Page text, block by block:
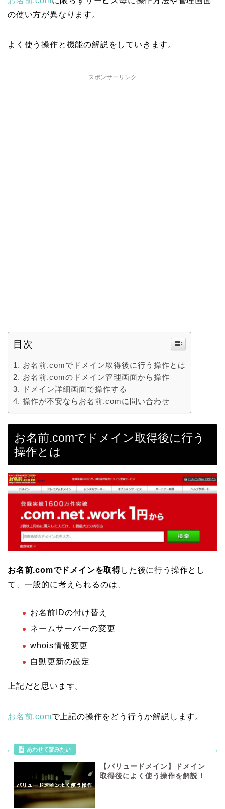
の使い方が異なります。
よく使う操作と機能の解説をしていきます。
スポンサーリンク
目次
お名前.comでドメイン取得後に行う操作とは
お名前.comのドメイン管理画面から操作
ドメイン詳細画面で操作する
操作が不安ならお名前.comに問い合わせ
お名前.comでドメイン取得後に行う
操作とは
お名前.comでドメインを取得した後に行う操作とし
て、一般的に考えられるのは、
お名前IDの付け替え
ネームサーバーの変更
whois情報変更
自動更新の設定
上記だと思います。
お名前.comで上記の操作をどう行うか解説します。
あわせて読みたい
【バリュードメイン】ドメイン
取得後によく使う操作を解説！